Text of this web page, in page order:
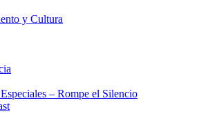
y Cultura
– Rompe el Silencio